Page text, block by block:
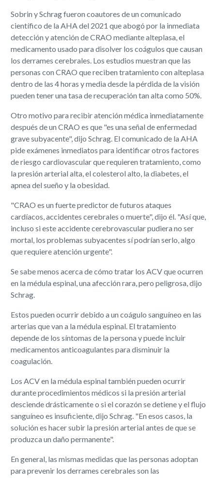
Sobrin y Schrag fueron coautores de un comunicado
científico de la AHA del 2021 que abogó por la inmediata
detección y atención de CRAO mediante alteplasa, el
medicamento usado para disolver los coágulos que causan
los derrames cerebrales. Los estudios muestran que las
personas con CRAO que reciben tratamiento con alteplasa
dentro de las 4 horas y media desde la pérdida de la visión
pueden tener una tasa de recuperación tan alta como 50%.
Otro motivo para recibir atención médica inmediatamente
después de un CRAO es que "es una señal de enfermedad
grave subyacente", dijo Schrag. El comunicado de la AHA
pide exámenes inmediatos para identificar otros factores
de riesgo cardiovascular que requieren tratamiento, como
la presión arterial alta, el colesterol alto, la diabetes, el
apnea del sueño y la obesidad.
"CRAO es un fuerte predictor de futuros ataques
cardíacos, accidentes cerebrales o muerte", dijo él. "Así que,
incluso si este accidente cerebrovascular pudiera no ser
mortal, los problemas subyacentes sí podrían serlo, algo
que requiere atención urgente".
Se sabe menos acerca de cómo tratar los ACV que ocurren
en la médula espinal, una afección rara, pero peligrosa, dijo
Schrag.
Estos pueden ocurrir debido a un coágulo sanguíneo en las
arterias que van a la médula espinal. El tratamiento
depende de los síntomas de la persona y puede incluir
medicamentos anticoagulantes para disminuir la
coagulación.
Los ACV en la médula espinal también pueden ocurrir
durante procedimientos médicos si la presión arterial
desciende drásticamente o si el corazón se detiene y el flujo
sanguíneo es insuficiente, dijo Schrag. "En esos casos, la
solución es hacer subir la presión arterial antes de que se
produzca un daño permanente".
En general, las mismas medidas que las personas adoptan
para prevenir los derrames cerebrales son las